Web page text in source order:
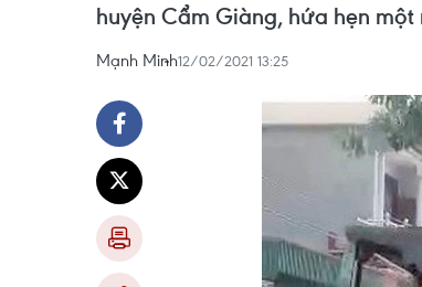
huyện Cẩm Giàng, hứa hẹn
Mạnh Minh12/02/2021 13:25